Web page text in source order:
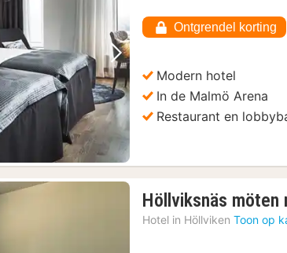
Volgende foto
€
Ontgrendel korting
Modern hotel
In de Malmö Arena
Restaurant en
Höllviksnäs möten
Hotel in Höllviken Toon op